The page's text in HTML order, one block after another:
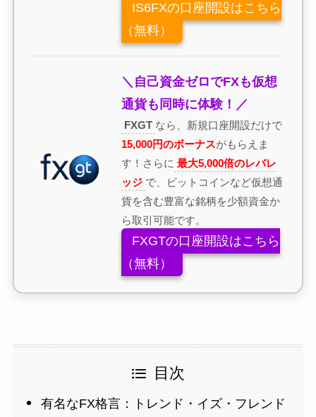
IS6FXの口座開設はこちら
（無料）
＼自己資金ゼロでFXも仮想
通貨も同時に体験！／
FXGT なら、新規口座開設だけで
15,000円のボーナスがもらえま
す！さらに 最大5,000倍のレバレ
ッジ で、ビットコインなど仮想通
貨を含む豊富な銘柄を少額資金か
ら取引可能です。
FXGTの口座開設はこちら
（無料）
目次
有名なFX格言：トレンド・イズ・フレンド